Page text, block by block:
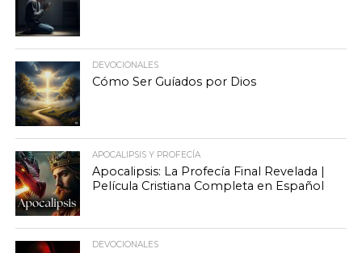
DEVOCIONALES
Cómo Ser Guíados por Dios
APOCALIPSIS Y PROFECÍA
Apocalipsis: La Profecía Final Revelada |
Película Cristiana Completa en Español
DEVOCIONALES